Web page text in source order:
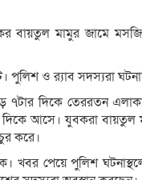
বায়তুল মামুর জামে
ও র‌্যাব সদস্যরা
৭টার দিকে তেররতন
আসে। যুবকরা বায়তুল
করে।
খবর পেয়ে পুলিশ